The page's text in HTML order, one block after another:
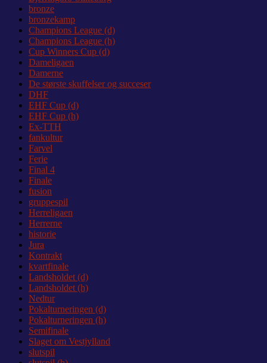
bronze
bronzekamp
Champions League (d)
Champions League (h)
Cup Winners Cup (d)
Dameligaen
Damerne
De største skuffelser og succeser
DHF
EHF Cup (d)
EHF Cup (h)
Ex-TTH
fankultur
Farvel
Ferie
Final 4
Finale
fusion
gruppespil
Herreligaen
Herrerne
historie
Jura
Kontrakt
kvartfinale
Landsholdet (d)
Landsholdet (h)
Nedtur
Pokalturneringen (d)
Pokalturneringen (h)
Semifinale
Slaget om Vestjylland
slutspil